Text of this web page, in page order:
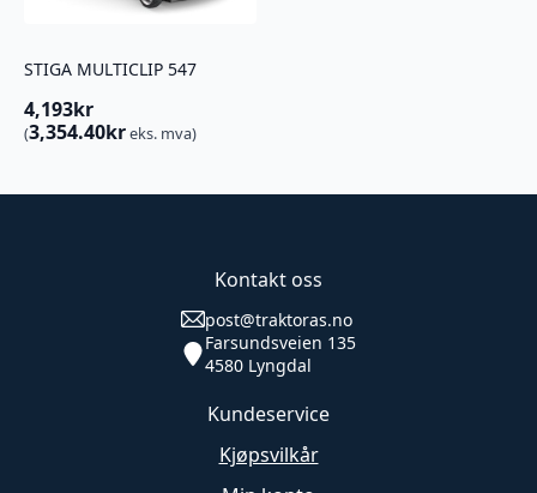
STIGA MULTICLIP 547
4,193kr
(3,354.40kreks. mva)
Kontakt oss
post@traktoras.no
Farsundsveien 135
4580 Lyngdal
Kundeservice
Kjøpsvilkår